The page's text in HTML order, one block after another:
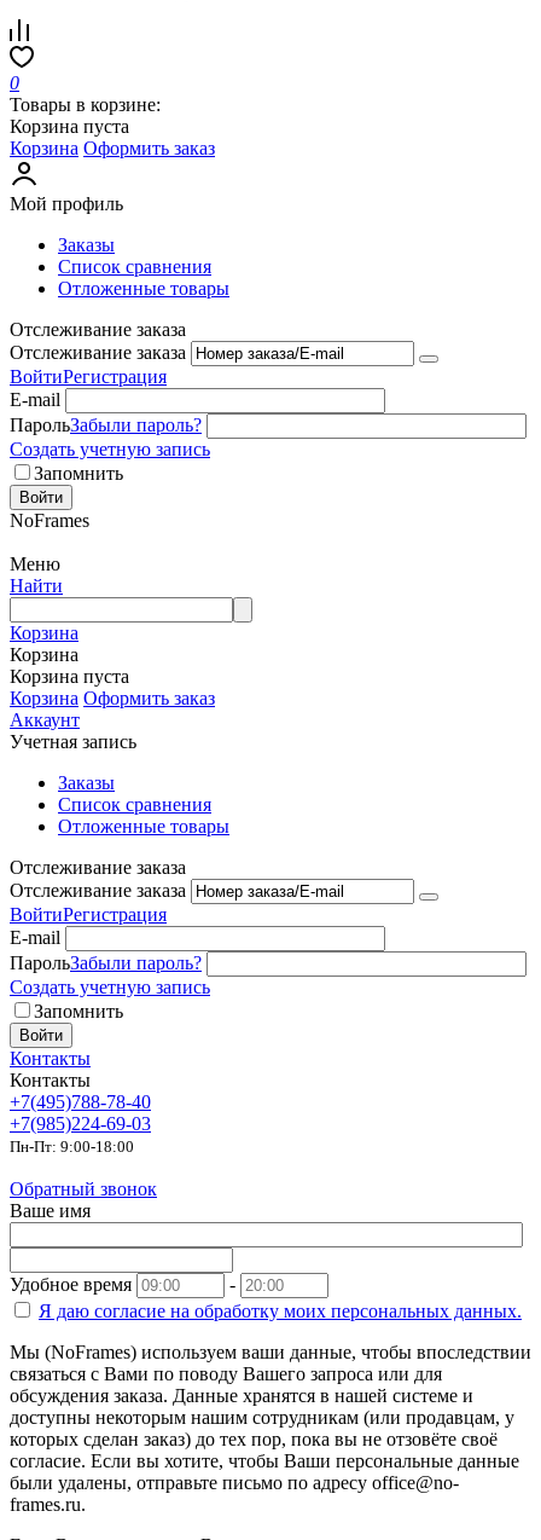
0
Товары в корзине:
Корзина пуста
Корзина Оформить заказ
Мой профиль
Заказы
Список сравнения
Отложенные товары
Отслеживание заказа
Отслеживание заказа
ВойтиРегистрация
E-mail
ПарольЗабыли пароль?
Создать учетную запись
Запомнить
Войти
NoFrames
Меню
Найти
Корзина
Корзина
Корзина пуста
Корзина Оформить заказ
Аккаунт
Учетная запись
Заказы
Список сравнения
Отложенные товары
Отслеживание заказа
Отслеживание заказа
ВойтиРегистрация
E-mail
ПарольЗабыли пароль?
Создать учетную запись
Запомнить
Войти
Контакты
Контакты
+7(495)788-78-40
+7(985)224-69-03
Пн-Пт: 9:00-18:00
Обратный звонок
Ваше имя
Удобное время
-
Я даю согласие на обработку моих персональных данных.
Мы (NoFrames) используем ваши данные, чтобы впоследствии
связаться с Вами по поводу Вашего запроса или для
обсуждения заказа. Данные хранятся в нашей системе и
доступны некоторым нашим сотрудникам (или продавцам, у
которых сделан заказ) до тех пор, пока вы не отзовёте своё
согласие. Если вы хотите, чтобы Ваши персональные данные
были удалены, отправьте письмо по адресу office@no-
frames.ru.